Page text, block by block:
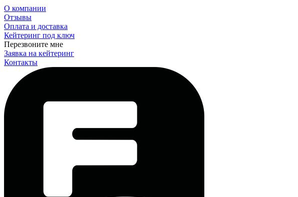
О компании
Отзывы
Оплата и доставка
Кейтеринг под ключ
Перезвоните мне
Заявка на кейтеринг
Контакты